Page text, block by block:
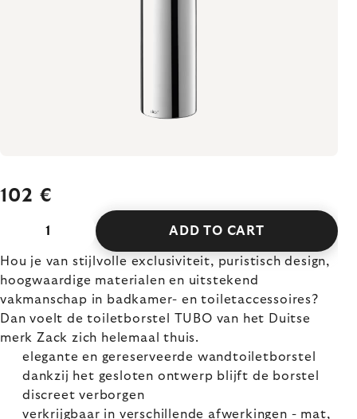
102 €
ADD TO CART
Hou je van stijlvolle exclusiviteit, puristisch design,
hoogwaardige materialen en uitstekend
vakmanschap in badkamer- en toiletaccessoires?
Dan voelt de toiletborstel TUBO van het Duitse
merk Zack zich helemaal thuis.
elegante en gereserveerde wandtoiletborstel
dankzij het gesloten ontwerp blijft de borstel
discreet verborgen
verkrijgbaar in verschillende afwerkingen - mat,